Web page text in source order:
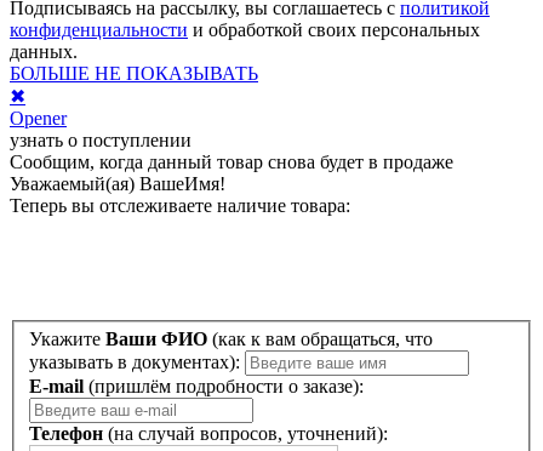
Подписываясь на рассылку, вы соглашаетесь с политикой
конфиденциальности и обработкой своих персональных
данных.
БОЛЬШЕ НЕ ПОКАЗЫВАТЬ
✖
Opener
узнать о поступлении
Сообщим, когда данный товар снова будет в продаже
Уважаемый(ая) ВашеИмя!
Теперь вы отслеживаете наличие товара:
Укажите Ваши ФИО
указывать в документах):
E-mail (пришлём подробности о заказе):
Телефон (на случай вопросов, уточнений):